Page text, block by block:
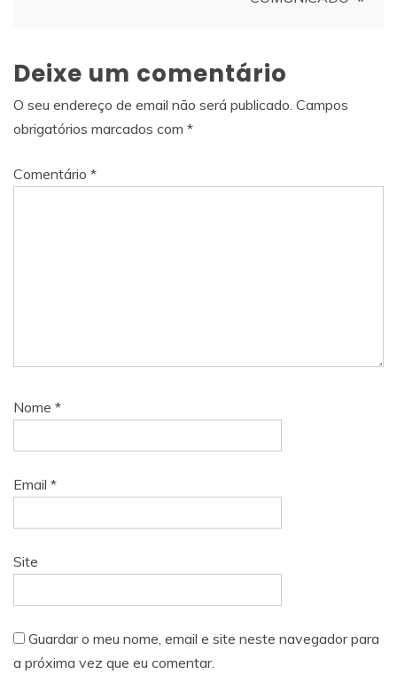
Deixe um comentário
O seu endereço de email não será publicado. Campos
obrigatórios marcados com *
Comentário *
Nome *
Email *
Site
Guardar o meu nome, email e site neste navegador para
a próxima vez que eu comentar.